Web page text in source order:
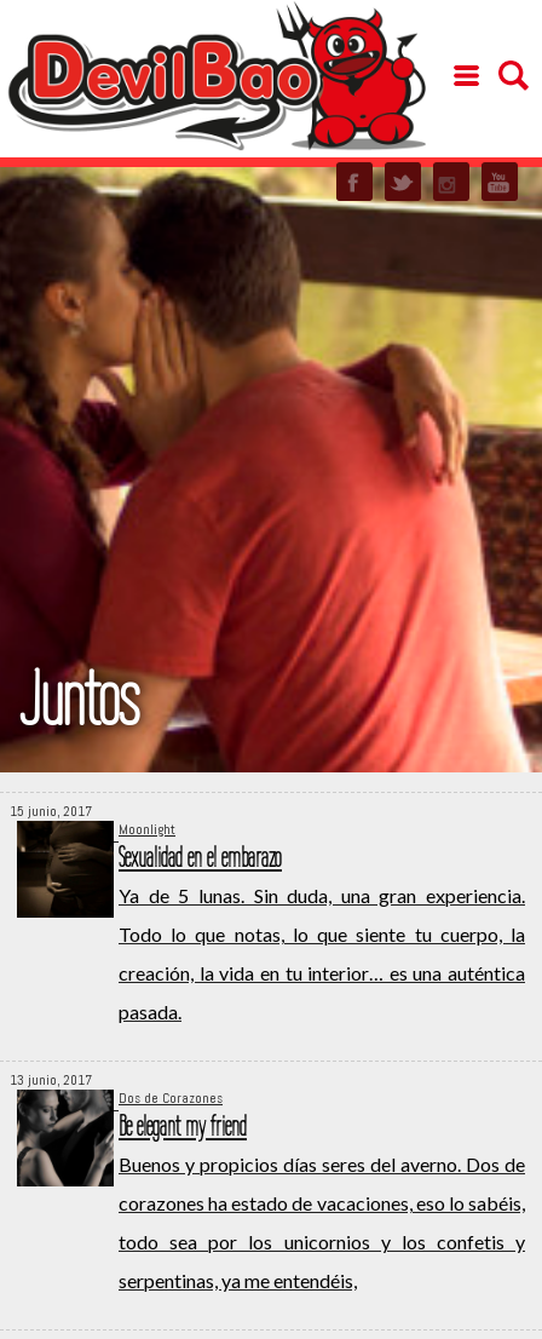
Juntos
15 junio, 2017
Moonlight
Sexualidad en el embarazo
Ya de 5 lunas. Sin duda, una gran experiencia.
Todo lo que notas, lo que siente tu cuerpo, la
creación, la vida en tu interior… es una auténtica
pasada.
13 junio, 2017
Dos de Corazones
Be elegant my friend
Buenos y propicios días seres del averno. Dos de
corazones ha estado de vacaciones, eso lo sabéis,
todo sea por los unicornios y los confetis y
serpentinas, ya me entendéis,